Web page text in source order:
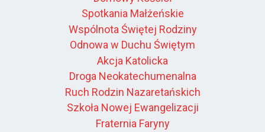
Spotkania Małżeńskie
Wspólnota Świętej Rodziny
Odnowa w Duchu Świętym
Akcja Katolicka
Droga Neokatechumenalna
Ruch Rodzin Nazaretańskich
Szkoła Nowej Ewangelizacji
Fraternia Faryny